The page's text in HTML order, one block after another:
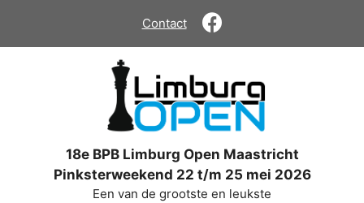
de
Contact
18e BPB Limburg Open Maastricht
Pinksterweekend 22 t/m 25 mei 2026
Een van de grootste en leukste